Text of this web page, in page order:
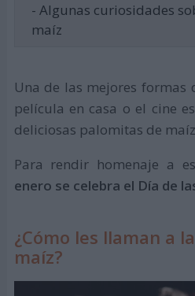
- Algunas curiosidades
maíz
Una de las mejores
película en casa o el cine
deliciosas palomitas de
Para rendir homenaje a
enero se celebra el Día de
¿Cómo les llaman a
maíz?